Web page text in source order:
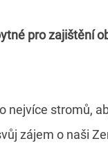
pro zajištění
nejvíce stromů,
zájem o naši